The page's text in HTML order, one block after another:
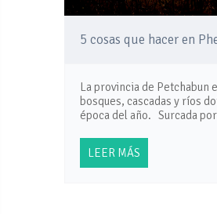
5 cosas que hacer en
La provincia de Petchabun
bosques, cascadas y ríos
época del año. Surcada
LEER MÁS